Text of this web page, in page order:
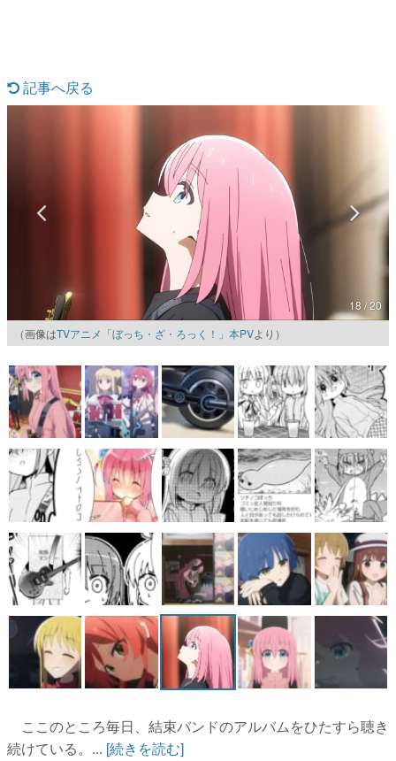
『うつヌケ』『ペンと箸』等で知られるマンガ家・田中圭
なんでゲームは面白い？
ゲーム開発者・hamatsu氏がゲームの魅力を画面や操作の
具体的な形から解き明かしていく、硬派で骨太な評論連載
ゲームが変えた日本語
「経験値」「裏技」「ラスボス」… ゲームにまつわる言葉
の起源や用法の変遷を、コンピューター文化史研究家・タ
イニーP氏が徹底調査。
カテゴリ
マンガ
女性向け
アプリレビュー
その他
電ファミニコゲーマーとは？
運営：株式会社マレ
記事へ戻る
18 / 20
（画像はTVアニメ「ぼっち・ざ・ろっく！」本PVより）
ここのところ毎日、結束バンドのアルバムをひたすら聴き
続けている。... [続きを読む]